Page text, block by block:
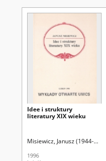
Idee i struktury
literatury XIX wieku
Misiewicz, Janusz (1944-2015)
1996